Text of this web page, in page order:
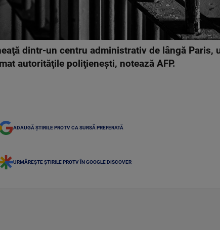
dintr-un centru administrativ de lângă Paris,
autorităţile poliţieneşti, notează AFP.
ADAUGĂ ȘTIRILE PROTV CA SURSĂ PREFERATĂ
URMĂREȘTE ȘTIRILE PROTV ÎN GOOGLE DISCOVER